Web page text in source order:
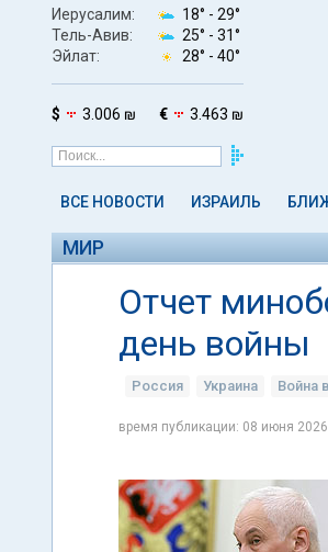
Иерусалим: 18° - 29°
Тель-Авив:
25° - 31°
Эйлат:
28° - 40°
$ 3.006 ₪ € 3.463 ₪
ВСЕ НОВОСТИ ИЗРАИЛЬ
МИР
Отчет
день войны
Россия Украина Война
время публикации: 08 июня